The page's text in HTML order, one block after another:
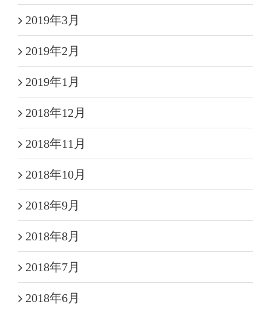
2019年3月
2019年2月
2019年1月
2018年12月
2018年11月
2018年10月
2018年9月
2018年8月
2018年7月
2018年6月